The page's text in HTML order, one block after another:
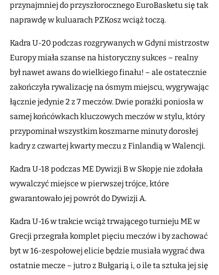
przynajmniej do przyszłorocznego EuroBasketu się tak
naprawdę w kuluarach PZKosz wciąż toczą.
Kadra U-20 podczas rozgrywanych w Gdyni mistrzostw
Europy miała szanse na historyczny sukces – realny
był nawet awans do wielkiego finału! – ale ostatecznie
zakończyła rywalizację na ósmym miejscu, wygrywając
łącznie jedynie 2 z 7 meczów. Dwie porażki poniosła w
samej końcówkach kluczowych meczów w stylu, który
przypominał wszystkim koszmarne minuty dorosłej
kadry z czwartej kwarty meczu z Finlandią w Walencji.
Kadra U-18 podczas ME Dywizji B w Skopje nie zdołała
wywalczyć miejsce w pierwszej trójce, które
gwarantowało jej powrót do Dywizji A.
Kadra U-16 w trakcie wciąż trwającego turnieju ME w
Grecji przegrała komplet pięciu meczów i by zachować
byt w 16-zespołowej elicie będzie musiała wygrać dwa
ostatnie mecze – jutro z Bułgarią i, o ile ta sztuka jej się